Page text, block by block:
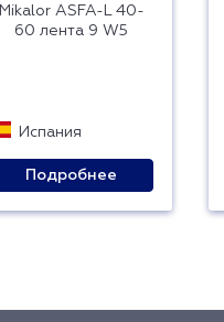
Mikalor ASFA-L 40-
60 лента 9 W5
Испания
Подробнее